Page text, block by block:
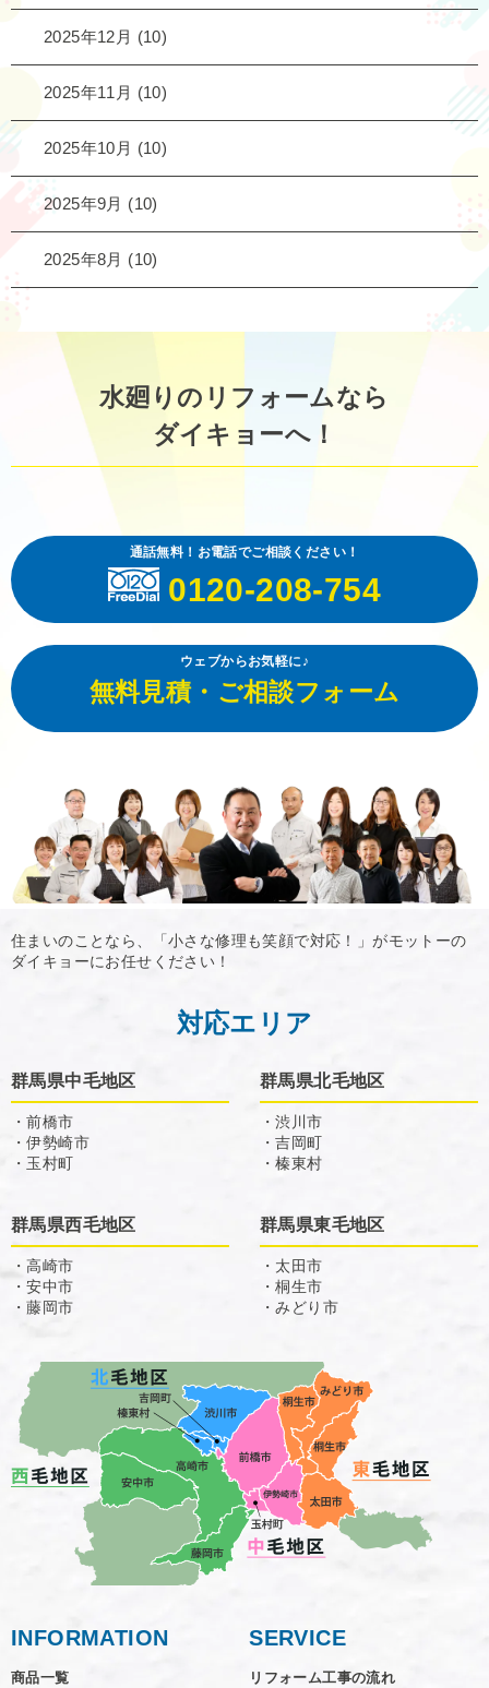
2025年12月 (10)
2025年11月 (10)
2025年10月 (10)
2025年9月 (10)
2025年8月 (10)
水廻りのリフォームなら
ダイキョーへ！
通話無料！お電話でご相談ください！
0120-208-754
ウェブからお気軽に♪
無料見積・ご相談フォーム
住まいのことなら、「小さな修理も笑顔で対応！」がモットーの
ダイキョーにお任せください！
対応エリア
群馬県中毛地区
・前橋市
・伊勢崎市
・玉村町
群馬県北毛地区
・渋川市
・吉岡町
・榛東村
群馬県西毛地区
・高崎市
・安中市
・藤岡市
群馬県東毛地区
・太田市
・桐生市
・みどり市
INFORMATION
商品一覧
SERVICE
リフォーム工事の流れ